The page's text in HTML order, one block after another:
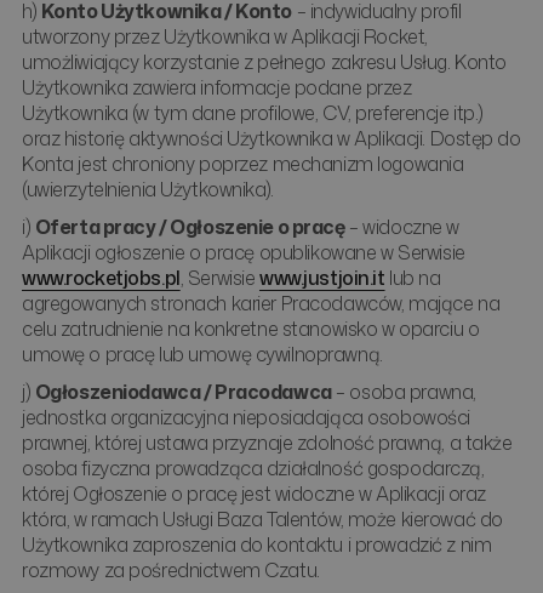
h) Konto Użytkownika / Konto– indywidualny profil
utworzony przez Użytkownika w Aplikacji Rocket,
umożliwiający korzystanie z pełnego zakresu Usług. Konto
Użytkownika zawiera informacje podane przez
Użytkownika (w tym dane profilowe, CV, preferencje itp.)
oraz historię aktywności Użytkownika w Aplikacji. Dostęp do
Konta jest chroniony poprzez mechanizm logowania
(uwierzytelnienia Użytkownika).
i) Oferta pracy / Ogłoszenie o pracę– widoczne w
Aplikacji ogłoszenie o pracę opublikowane w Serwisie
www.rocketjobs.pl, Serwisiewww.justjoin.it lub na
agregowanych stronach karier Pracodawców, mające na
celu zatrudnienie na konkretne stanowisko w oparciu o
umowę o pracę lub umowę cywilnoprawną.
j) Ogłoszeniodawca / Pracodawca– osoba prawna,
jednostka organizacyjna nieposiadająca osobowości
prawnej, której ustawa przyznaje zdolność prawną, a także
osoba fizyczna prowadząca działalność gospodarczą,
której Ogłoszenie o pracę jest widoczne w Aplikacji oraz
która, w ramach Usługi Baza Talentów, może kierować do
Użytkownika zaproszenia do kontaktu i prowadzić z nim
rozmowy za pośrednictwem Czatu.